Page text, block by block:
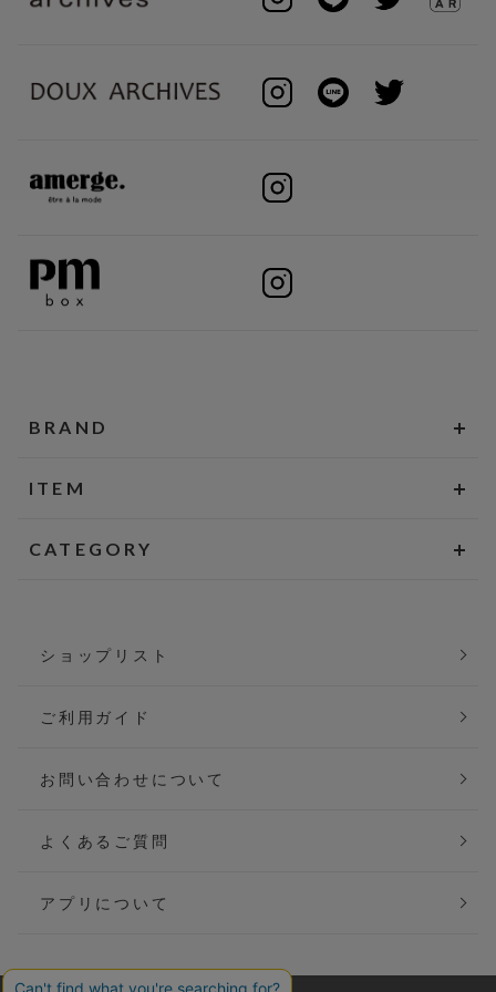
BRAND
ITEM
CATEGORY
ショップリスト
ご利用ガイド
お問い合わせについて
よくあるご質問
アプリについて